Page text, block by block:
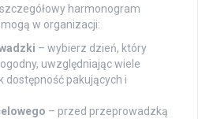
harmonogram
w organizacji:
– wybierz dzień, który
uwzględniając wiele
dostępność pakujących i
– przed przeprowadzką